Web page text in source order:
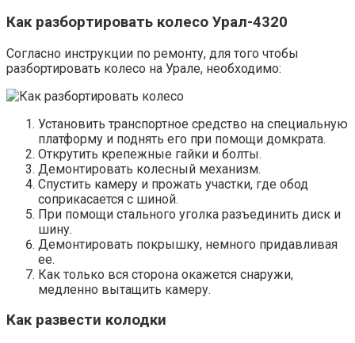
Как разбортировать колесо Урал-4320
Согласно инструкции по ремонту, для того чтобы
разбортировать колесо на Урале, необходимо:
Установить транспортное средство на специальную
платформу и поднять его при помощи домкрата.
Открутить крепежные гайки и болты.
Демонтировать колесный механизм.
Спустить камеру и прожать участки, где обод
соприкасается с шиной.
При помощи стального уголка разъединить диск и
шину.
Демонтировать покрышку, немного придавливая
ее.
Как только вся сторона окажется снаружи,
медленно вытащить камеру.
Как развести колодки